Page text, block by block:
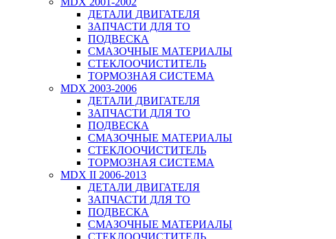
ДЕТАЛИ ДВИГАТЕЛЯ
ЗАПЧАСТИ ДЛЯ ТО
ПОДВЕСКА
СМАЗОЧНЫЕ МАТЕРИАЛЫ
СТЕКЛООЧИСТИТЕЛЬ
ТОРМОЗНАЯ СИСТЕМА
MDX 2003-2006
ДЕТАЛИ ДВИГАТЕЛЯ
ЗАПЧАСТИ ДЛЯ ТО
ПОДВЕСКА
СМАЗОЧНЫЕ МАТЕРИАЛЫ
СТЕКЛООЧИСТИТЕЛЬ
ТОРМОЗНАЯ СИСТЕМА
MDX II 2006-2013
ДЕТАЛИ ДВИГАТЕЛЯ
ЗАПЧАСТИ ДЛЯ ТО
ПОДВЕСКА
СМАЗОЧНЫЕ МАТЕРИАЛЫ
СТЕКЛООЧИСТИТЕЛЬ